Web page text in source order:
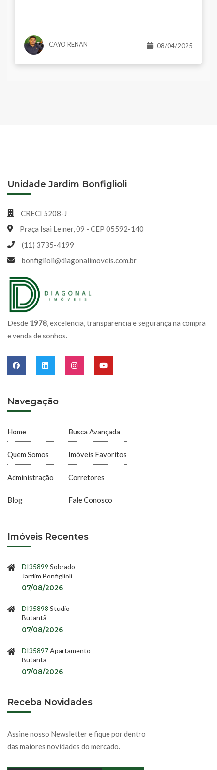
CAYO RENAN 08/04/2025
Desde 1978, excelência, transparência e segurança na compra
e venda de sonhos.
Navegação
Home
Quem Somos
Administração
Blog
Busca Avançada
Imóveis Favoritos
Corretores
Fale Conosco
Imóveis Recentes
DI35899 Sobrado
Jardim Bonfiglioli
07/08/2026
DI35898 Studio
Butantã
07/08/2026
DI35897Apartamento
Butantã
07/08/2026
Receba Novidades
Assine nosso Newsletter e fique por dentro
das maiores novidades do mercado.
Unidade Jardim Bonfiglioli
CRECI 5208-J
Praça Isai Leiner, 09 - CEP 05592-140
(11) 3735-4199
bonfiglioli@diagonalimoveis.com.br